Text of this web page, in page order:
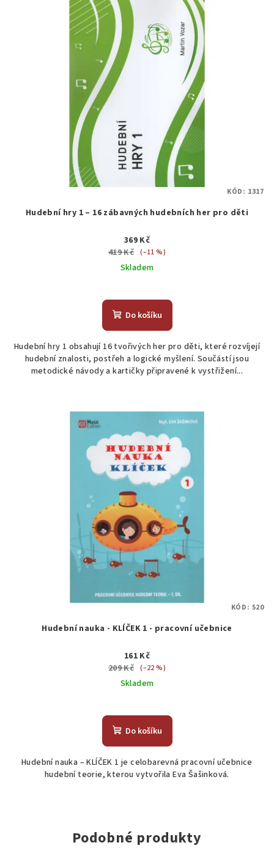
Hudební hry 1 – 16 zábavných hudebních her pro děti
369 Kč
419 Kč (–11 %)
Skladem
Do košíku
Hudební hry 1 obsahují 16 tvořivých her pro děti, které rozvíjejí
hudební znalosti, postřeh a logické myšlení. Součástí jsou
metodické návody a kartičky připravené k vystřižení...
KÓD: 1317
Hudební nauka - KLÍČEK 1 - pracovní učebnice
161 Kč
209 Kč (–22 %)
Skladem
Do košíku
Hudební nauka – KLÍČEK 1 je celobarevná pracovní učebnice
hudební teorie, kterou vytvořila Eva Šašinková.
KÓD: 520
Podobné produkty